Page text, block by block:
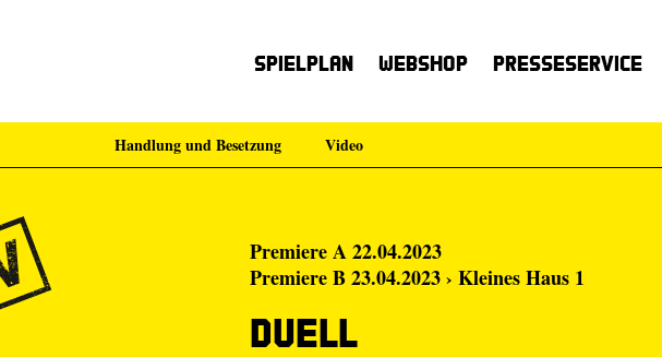
Spielplan Webshop Presseservice
Handlung und Besetzung Video
Premiere A 22.04.2023
Premiere B 23.04.2023 › Kleines Haus 1
Duell